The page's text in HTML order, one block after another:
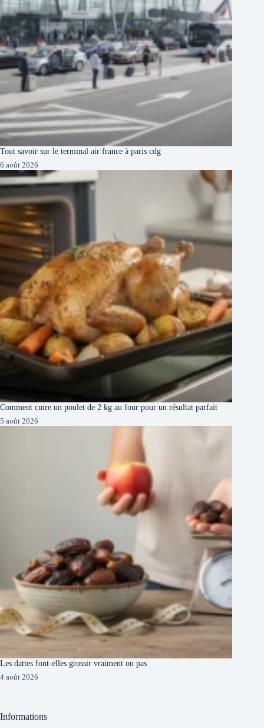
Tout savoir sur le terminal air france à paris cdg
6 août 2026
Comment cuire un poulet de 2 kg au four pour un résultat parfait
5 août 2026
Les dattes font-elles grossir vraiment ou pas
4 août 2026
Informations